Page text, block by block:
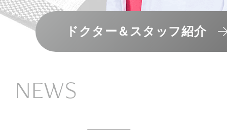
ドクター＆スタッフ紹介
NEWS